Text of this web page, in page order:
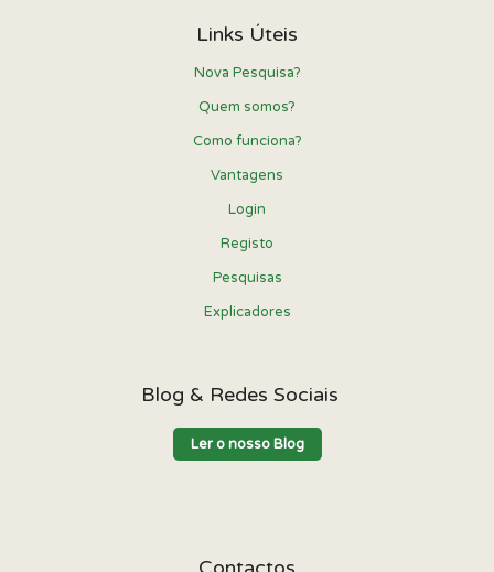
Links Úteis
Nova Pesquisa?
Quem somos?
Como funciona?
Vantagens
Login
Registo
Pesquisas
Explicadores
Blog & Redes Sociais
Ler o nosso Blog